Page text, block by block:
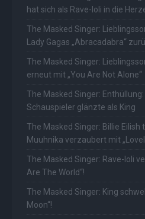
hat sich als Rave-Ioli in die
The Masked Singer:
Lady Gagas „Abracadabra“
The Masked Singer:
erneut mit „You Are Not Alone“
The Masked Singer:
Schauspieler glänzte als King
The Masked Singer: Billie
Muuhnika verzaubert mit
The Masked Singer: Rave-Ioli
Are The World“!
The Masked Singer: King
Moon“!